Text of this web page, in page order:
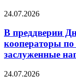
24.07.2026
В преддверии
кооператоры по
заслуженные
24.07.2026